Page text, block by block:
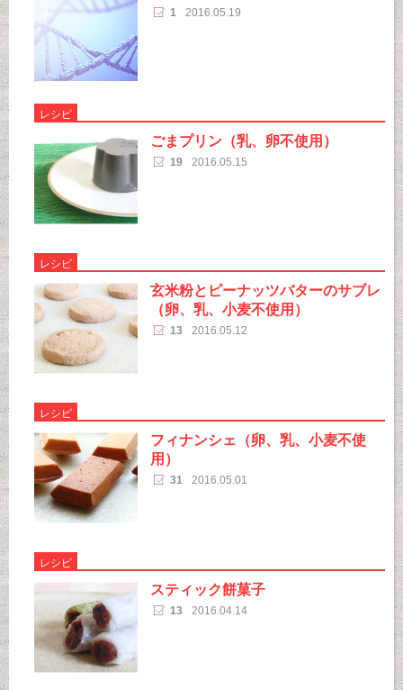
1 2016.05.19
レシピ
ごまプリン（乳、卵不使用）
19 2016.05.15
レシピ
玄米粉とピーナッツバターのサブレ
（卵、乳、小麦不使用）
13 2016.05.12
レシピ
フィナンシェ（卵、乳、小麦不使
用）
31 2016.05.01
レシピ
スティック餅菓子
13 2016.04.14